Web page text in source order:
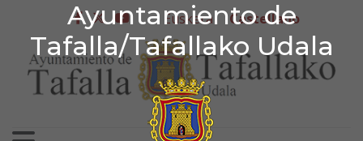
Ayuntamiento de
Tafalla/Tafallako Udala
Ir al contenido
Ayuntamiento de
facebook
twitter
youtube
Euskera Castellano